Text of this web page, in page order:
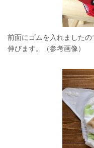
前面にゴムを入れました
伸びます。（参考画像）